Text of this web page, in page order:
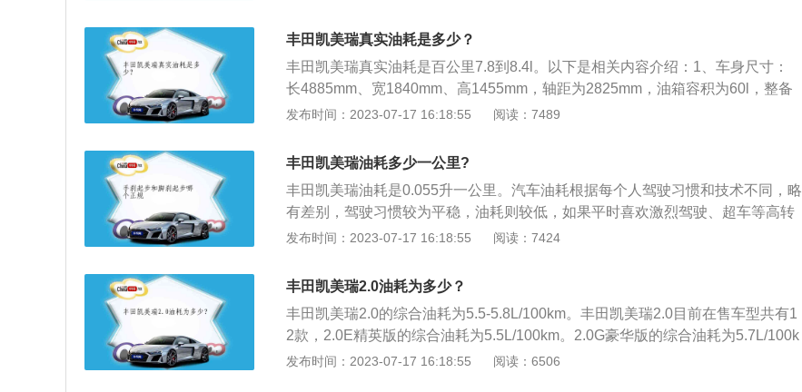
在这些路面行驶，阻力大，耗油增加。自然风：迎风行驶、大风天行驶，汽车阻
力增大，油耗增加。环境温度低，发动机缸体温度低，冷起动时喷入的汽油不易
雾化，需要喷入更多的汽油才能燃烧，油耗增大。同时，气温低，发动机电脑会
凯美瑞2021款2.0E精英版配备了2.0L178马力L4的发动机，NEDC综合油耗5.5
L；凯美瑞2021款2.0G豪华版配备了2.0L178马力L4的发动机，NEDC综合油耗5.
7L；凯美瑞2021款2.0S锋尚版配备了2.0L178马力L4的发动机，NEDC综合油耗
5.8L。丰田凯美瑞4.1L车型油箱容积均为49L，其他均为60L，加满一箱油能跑的
距离如下：油耗6L的车型加满一箱油能跑的距离为60/6*100=1000km。油耗4.1L
能跑的距离为60/5.7*100=1090km。油耗5.7L的车型加满一箱油能跑的距离为60/
5.7*100=1052km。油耗5.8L的车型加满一箱油能跑的距离为60/5.8*100=1034k
m。汽车油耗的高低与五大因素直接相关，即驾驶习惯、汽车本身、道路状态、
比如：急加油、常超车、遇红灯不提前松油门会使油耗增高。汽车本身：排量大
功。汽车自重大的车油耗会高，因为自重大需要更大的驱动扭矩。道路状态：土
路、泥泞路、松软路面、山路等，在这些路面行驶，阻力大，耗油会增加。自然
风：迎风行驶、大风天行驶，汽车阻力增大，油耗增加。环境温度低：发动机缸
体温度低，冷起动时喷入的汽油不易雾化，需要喷入更多的汽油才能燃烧，油耗
丰田凯美瑞真实油耗是多少？
丰田凯美瑞真实油耗是百公里7.8到8.4l。以下是相关内容介绍：1、车身尺寸：
长4885mm、宽1840mm、高1455mm，轴距为2825mm，油箱容积为60l，整备
质量为1530kg。2、配置：丰田凯美瑞前悬架是麦弗逊式独立悬架，后悬架是e型
是131kw，最大扭矩是210nm，与其匹配的是10挡无级变速箱。
发布时间：2023-07-17 16:18:55 阅读：7489
丰田凯美瑞油耗多少一公里?
丰田凯美瑞油耗是0.055升一公里。汽车油耗根据每个人驾驶习惯和技术不同，略
有差别，驾驶习惯较为平稳，油耗则较低，如果平时喜欢激烈驾驶、超车等高转
速操作，这个油耗将会适当增加。以下是降低油耗方法：1、注意汽车保养：进
适当，轮胎气压不能过低，蹄片间隙也要经常调整、不要带摩擦。2、稳定汽车
温度：发动机温度与油料节约有直接关系，温度过高或过低都将导致油料消耗增
加。发动机工作水温应保持在80℃-90℃之间。在低温条件下启动发动机时要进行
预热，发动机预热升温，可以明显节约油料。3、减少车辆起步和加速：车辆起
步前发动机起动质量与油料消耗有直接关系，起动次数越多，空耗油料越多。因
发布时间：2023-07-17 16:18:55 阅读：7424
丰田凯美瑞2.0油耗为多少？
丰田凯美瑞2.0的综合油耗为5.5-5.8L/100km。丰田凯美瑞2.0目前在售车型共有1
2款，2.0E精英版的综合油耗为5.5L/100km。2.0G豪华版的综合油耗为5.7L/100k
m。2.0S锋尚版的综合油耗为5.8L/100km。以上是NEDC综合油耗，是车辆在NE
发布时间：2023-07-17 16:18:55 阅读：6506